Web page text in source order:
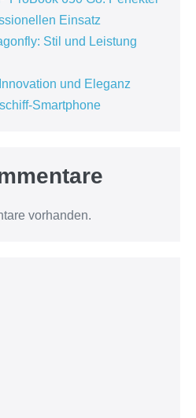
Einsatz
Stil und Leistung
und Eleganz
Smartphone
vorhanden.